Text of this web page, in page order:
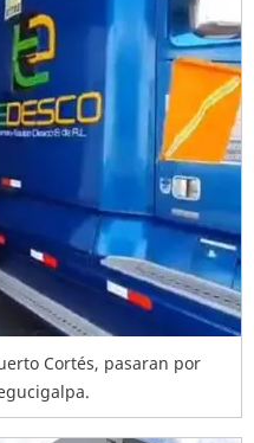
Cortés, pasaran por